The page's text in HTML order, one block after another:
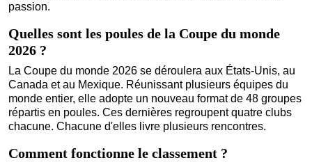
passion.
Quelles sont les poules de la Coupe du monde
2026 ?
La Coupe du monde 2026 se déroulera aux États-Unis, au
Canada et au Mexique. Réunissant plusieurs équipes du
monde entier, elle adopte un nouveau format de 48 groupes
répartis en poules. Ces dernières regroupent quatre clubs
chacune. Chacune d'elles livre plusieurs rencontres.
Comment fonctionne le classement ?